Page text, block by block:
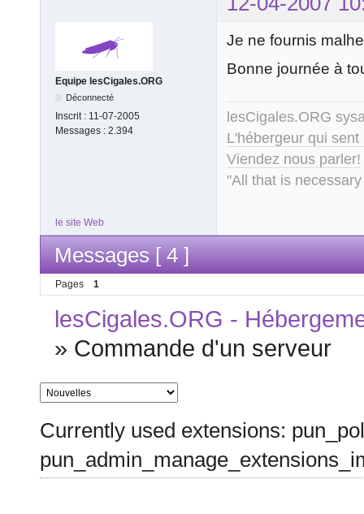
Equipe lesCigales.ORG
Déconnecté
Inscrit : 11-07-2005
Messages : 2.394
Je ne fournis
Bonne journée à
lesCigales.ORG
L'hébergeur qui
Viendez nous parler!
"All that is
le site Web
Messages [ 4 ]
Pages 1
lesCigales.ORG -
» Commande d'un serveur
Currently used extensions: